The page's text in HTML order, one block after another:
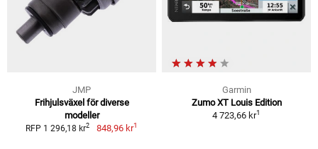
JMP
Frihjulsväxel för diverse
modeller
RFP 1 296,18 kr2 848,96 kr1
Garmin
Zumo XT Louis Edition
4 723,66 kr1